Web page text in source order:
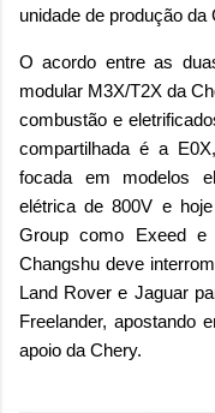
unidade de produção
O acordo entre as
modular M3X/T2X da
combustão e
compartilhada é a
focada em modelos
elétrica de 800V e
Group como Exeed
Changshu deve
Land Rover e Jaguar
Freelander, apostando
apoio da Chery.